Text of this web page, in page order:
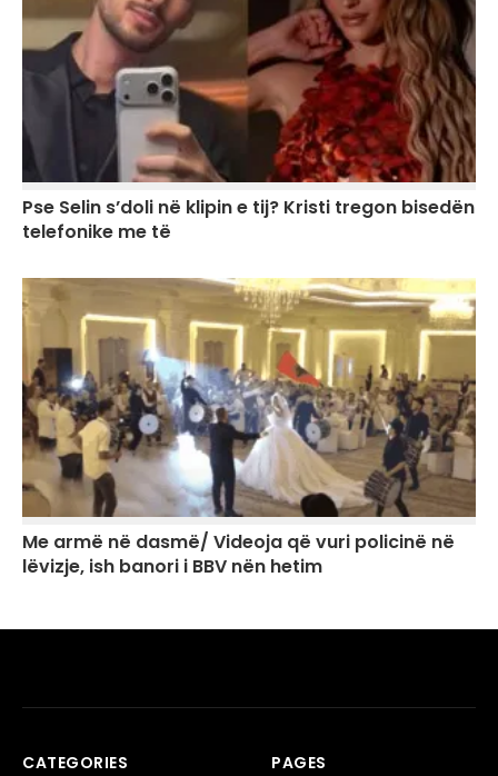
Pse Selin s’doli në klipin e tij? Kristi tregon bisedën
telefonike me të
Me armë në dasmë/ Videoja që vuri policinë në
lëvizje, ish banori i BBV nën hetim
CATEGORIES PAGES